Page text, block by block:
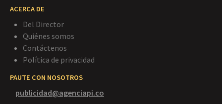
ACERCA DE
Del Director
Quiénes somos
Contáctenos
Política de privacidad
PAUTE CON NOSOTROS
publicidad@agenciapi.co